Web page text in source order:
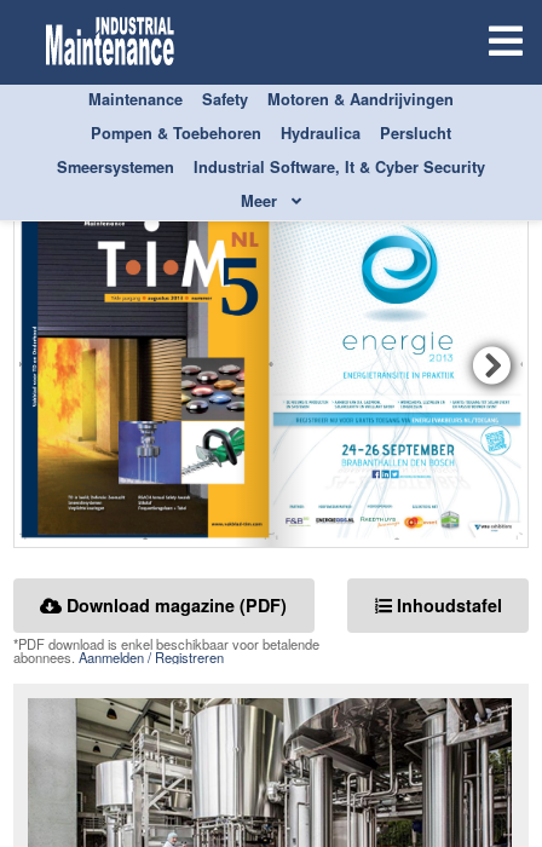
Maintenance Safety
Motoren & Aandrijvingen
Pompen & Toebehoren
Hydraulica
Perslucht
Smeersystemen
Industrial Software, It & Cyber Security
Meer
Inhoudstafel
Download magazine (PDF)
*PDF download is enkel beschikbaar voor betalende
abonnees. Aanmelden / Registreren